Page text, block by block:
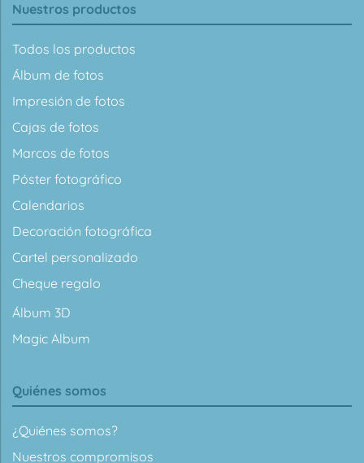
Nuestros productos
Todos los productos
Álbum de fotos
Impresión de fotos
Cajas de fotos
Marcos de fotos
Póster fotográfico
Calendarios
Decoración fotográfica
Cartel personalizado
Cheque regalo
Álbum 3D
Magic Album
Quiénes somos
¿Quiénes somos?
Nuestros compromisos